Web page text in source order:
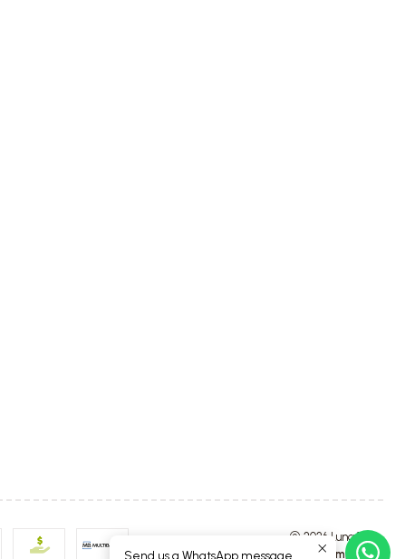
2026 Luna4Kids.
All Rights Reserved.Powered by Jumpseller
Send us a WhatsApp message